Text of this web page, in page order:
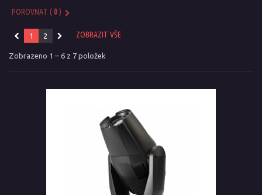
POROVNAT (0)
ZOBRAZIT VŠE
1 2
Zobrazeno 1 – 6 z 7 položek